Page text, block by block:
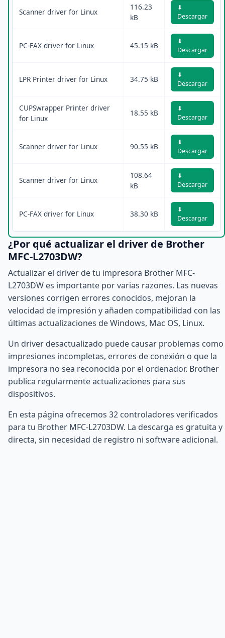
Scanner driver for Linux
116.23
kB
⬇
Descargar
PC-FAX driver for Linux 45.15 kB
⬇
Descargar
LPR Printer driver for Linux 34.75 kB
⬇
Descargar
CUPSwrapper Printer driver
for Linux
18.55 kB
⬇
Descargar
Scanner driver for Linux 90.55 kB
⬇
Descargar
Scanner driver for Linux
108.64
kB
⬇
Descargar
PC-FAX driver for Linux 38.30 kB
⬇
Descargar
¿Por qué actualizar el driver de Brother
MFC-L2703DW?
Actualizar el driver de tu impresora Brother MFC-
L2703DW es importante por varias razones. Las nuevas
versiones corrigen errores conocidos, mejoran la
velocidad de impresión y añaden compatibilidad con las
últimas actualizaciones de Windows, Mac OS, Linux.
Un driver desactualizado puede causar problemas como
impresiones incompletas, errores de conexión o que la
impresora no sea reconocida por el ordenador. Brother
publica regularmente actualizaciones para sus
dispositivos.
En esta página ofrecemos 32 controladores verificados
para tu Brother MFC-L2703DW. La descarga es gratuita y
directa, sin necesidad de registro ni software adicional.